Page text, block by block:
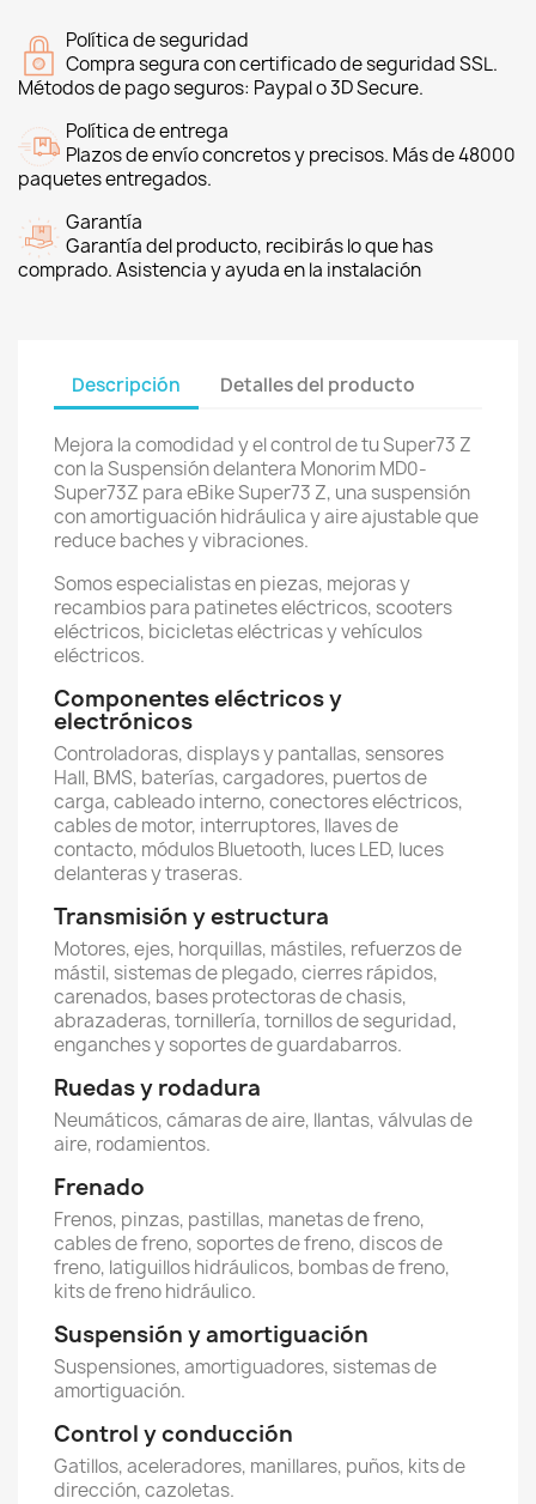
Política de seguridad
Compra segura con certificado de seguridad SSL.
Métodos de pago seguros: Paypal o 3D Secure.
Política de entrega
Plazos de envío concretos y precisos. Más de 48000
paquetes entregados.
Garantía
Garantía del producto, recibirás lo que has
comprado. Asistencia y ayuda en la instalación
Descripción Detalles del producto
Mejora la comodidad y el control de tu Super73 Z
con la Suspensión delantera Monorim MD0-
Super73Z para eBike Super73 Z, una suspensión
con amortiguación hidráulica y aire ajustable que
reduce baches y vibraciones.
Somos especialistas en piezas, mejoras y
recambios para patinetes eléctricos, scooters
eléctricos, bicicletas eléctricas y vehículos
eléctricos.
Componentes eléctricos y
electrónicos
Controladoras, displays y pantallas, sensores
Hall, BMS, baterías, cargadores, puertos de
carga, cableado interno, conectores eléctricos,
cables de motor, interruptores, llaves de
contacto, módulos Bluetooth, luces LED, luces
delanteras y traseras.
Transmisión y estructura
Motores, ejes, horquillas, mástiles, refuerzos de
mástil, sistemas de plegado, cierres rápidos,
carenados, bases protectoras de chasis,
abrazaderas, tornillería, tornillos de seguridad,
enganches y soportes de guardabarros.
Ruedas y rodadura
Neumáticos, cámaras de aire, llantas, válvulas de
aire, rodamientos.
Frenado
Frenos, pinzas, pastillas, manetas de freno,
cables de freno, soportes de freno, discos de
freno, latiguillos hidráulicos, bombas de freno,
kits de freno hidráulico.
Suspensión y amortiguación
Suspensiones, amortiguadores, sistemas de
amortiguación.
Control y conducción
Gatillos, aceleradores, manillares, puños, kits de
dirección, cazoletas.